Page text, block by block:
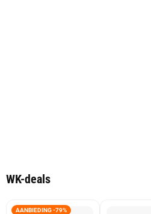
WK-deals
AANBIEDING -79%